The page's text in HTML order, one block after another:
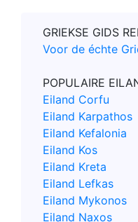
GRIEKSE GIDS
Voor de échte
POPULAIRE
Eiland Corfu
Eiland Karpathos
Eiland Kefalonia
Eiland Kos
Eiland Kreta
Eiland Lefkas
Eiland Mykonos
Eiland Naxos